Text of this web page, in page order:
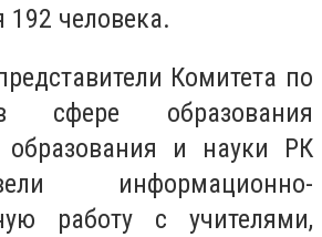
192 человека.
Комитета по
сфере образования
образования и науки РК
информационно-
работу с учителями,